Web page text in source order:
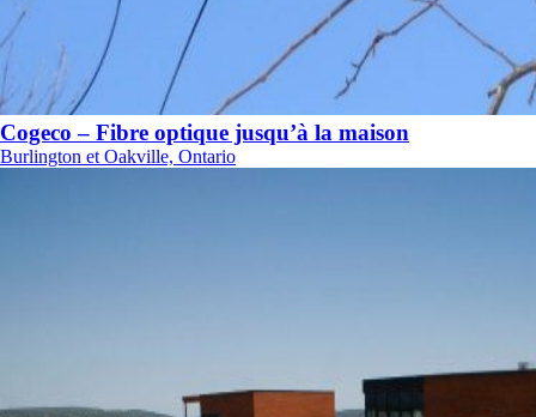
Cogeco – Fibre optique jusqu’à la maison
Burlington et Oakville, Ontario